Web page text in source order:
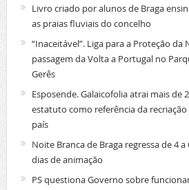
Livro criado por alunos de Braga
as praias fluviais do concelho
“Inaceitável”. Liga para a Proteção
passagem da Volta a Portugal no
Gerês
Esposende. Galaicofolia atrai mais de
estatuto como referência da
país
Noite Branca de Braga regressa de 4
dias de animação
PS questiona Governo sobre